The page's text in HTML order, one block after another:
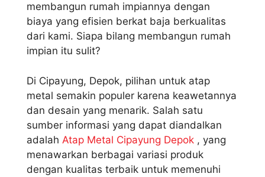
membangun rumah impiannya dengan
biaya yang efisien berkat baja berkualitas
dari kami. Siapa bilang membangun rumah
impian itu sulit?
Di Cipayung, Depok, pilihan untuk atap
metal semakin populer karena keawetannya
dan desain yang menarik. Salah satu
sumber informasi yang dapat diandalkan
adalah Atap Metal Cipayung Depok , yang
menawarkan berbagai variasi produk
dengan kualitas terbaik untuk memenuhi